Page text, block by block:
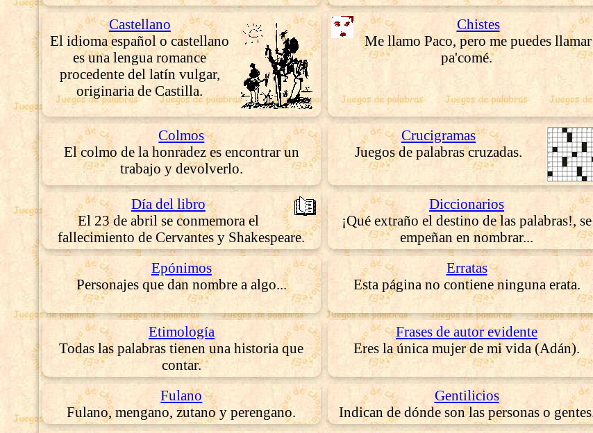
Castellano
El idioma español o castellano
es una lengua romance
procedente del latín vulgar,
originaria de Castilla.
Chistes
Me llamo Paco, pero me puedes llamar
pa'comé.
Colmos
El colmo de la honradez es encontrar un
trabajo y devolverlo.
Crucigramas
Juegos de palabras cruzadas.
Día del libro
El 23 de abril se conmemora el
fallecimiento de Cervantes y Shakespeare.
Diccionarios
¡Qué extraño el destino de las palabras!, se
empeñan en nombrar...
Epónimos
Personajes que dan nombre a algo...
Erratas
Esta página no contiene ninguna erata.
Etimología
Todas las palabras tienen una historia que
contar.
Frases de autor evidente
Eres la única mujer de mi vida (Adán).
Fulano
Fulano, mengano, zutano y perengano.
Gentilicios
Indican de dónde son las personas o gentes.